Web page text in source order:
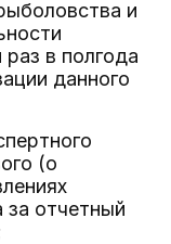
и
в полгода
данного
(о
за отчетный